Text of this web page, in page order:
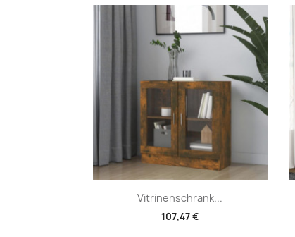
Vitrinenschrank...
107,47 €
Vorschau